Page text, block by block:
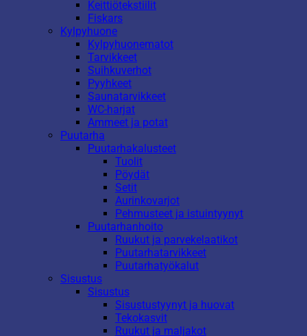
Keittiötekstiilit
Fiskars
Kylpyhuone
Kylpyhuonematot
Tarvikkeet
Suihkuverhot
Pyyhkeet
Saunatarvikkeet
WC-harjat
Ammeet ja potat
Puutarha
Puutarhakalusteet
Tuolit
Pöydät
Setit
Aurinkovarjot
Pehmusteet ja istuintyynyt
Puutarhanhoito
Ruukut ja parvekelaatikot
Puutarhatarvikkeet
Puutarhatyökalut
Sisustus
Sisustus
Sisustustyynyt ja huovat
Tekokasvit
Ruukut ja maljakot